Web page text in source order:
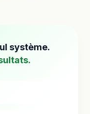
système.